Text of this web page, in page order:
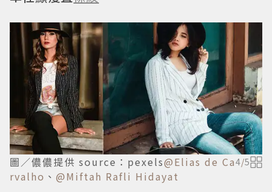
圖／儂儂提供 source：pexels@Elias de Ca
rvalho 、 @Miftah Rafli Hidayat
4/5